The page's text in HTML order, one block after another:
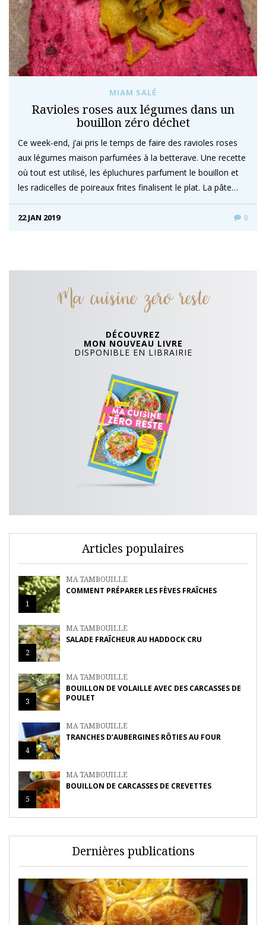
MIAM SALÉ
Ravioles roses aux légumes dans un
bouillon zéro déchet
Ce week-end, j’ai pris le temps de faire des ravioles roses
aux légumes maison parfumées à la betterave. Une recette
où tout est utilisé, les épluchures parfument le bouillon et
les radicelles de poireaux frites finalisent le plat. La pâte…
22 JAN 2019 0
Ma cuisine zero reste
DÉCOUVREZ
MON NOUVEAU LIVRE
DISPONIBLE EN LIBRAIRIE
Articles populaires
1
MA TAMBOUILLE
COMMENT PRÉPARER LES FÈVES FRAÎCHES
2
MA TAMBOUILLE
SALADE FRAÎCHEUR AU HADDOCK CRU
3
MA TAMBOUILLE
BOUILLON DE VOLAILLE AVEC DES CARCASSES DE
POULET
4
MA TAMBOUILLE
TRANCHES D’AUBERGINES RÔTIES AU FOUR
5
MA TAMBOUILLE
BOUILLON DE CARCASSES DE CREVETTES
Dernières publications